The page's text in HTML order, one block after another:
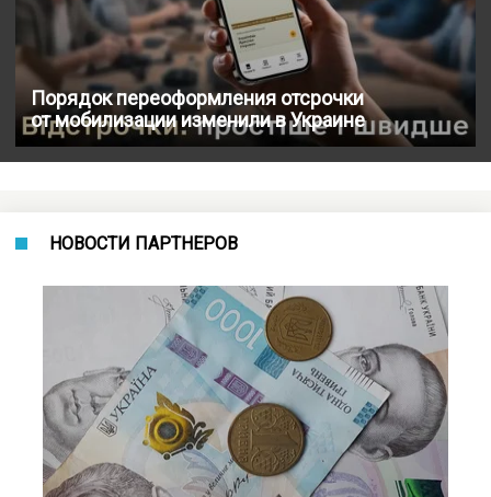
Порядок переоформления отсрочки
от мобилизации изменили в Украине
НОВОСТИ ПАРТНЕРОВ